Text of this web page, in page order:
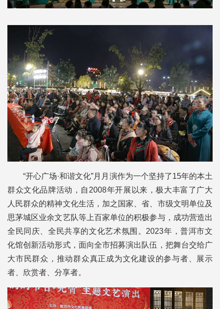
“开心广场·和谐文化”月月演作为一个坚持了15年的本土
群众文化品牌活动，自2008年开展以来，极大丰富了广大
人民群众的精神文化生活，加之国家、省、市级文明单位及
思茅城区业余文艺队等上百家单位的积极参与，成功营造出
全民同庆、全民共享的文化艺术氛围。2023年，普洱市文
化馆创新活动形式，面向全市招募演出队伍，把舞台交给广
大市民群众，推动群众真正成为文化建设的参与者、展示
者、欣赏者、分享者。